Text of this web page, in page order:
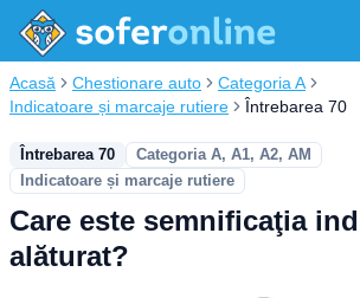
Acasă Chestionare auto
Categoria A
Indicatoare și marcaje rutiere
Întrebarea 70
Întrebarea 70
Categoria A, A1, A2, AM
Indicatoare și marcaje rutiere
Care este semnificaţia
alăturat?